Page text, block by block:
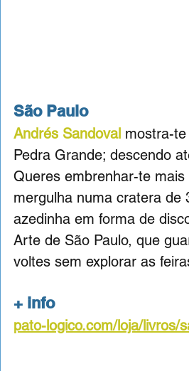
São Paulo
Andrés Sandoval mostra-
Pedra Grande; descendo
Queres embrenhar-te
mergulha numa cratera
azedinha em forma de
Arte de São Paulo, que
voltes sem explorar as
+ info
pato-logico.com/loja/livros/